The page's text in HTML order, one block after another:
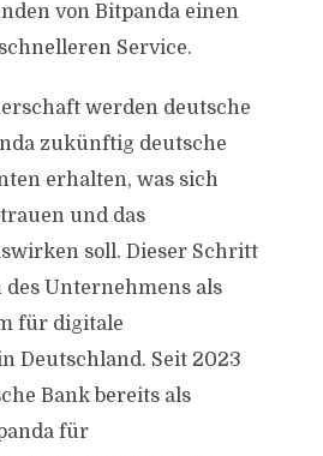
von Bitpanda einen
Service.
werden deutsche
zukünftig deutsche
erhalten, was sich
und das
soll. Dieser Schritt
des Unternehmens als
für digitale
Deutschland. Seit 2023
Bank bereits als
für